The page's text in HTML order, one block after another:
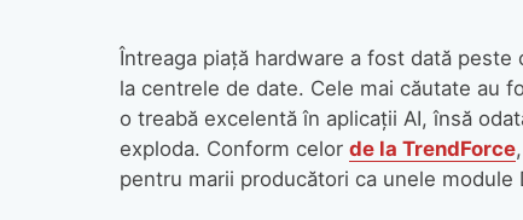
Întreaga piață hardware a fost dată
la centrele de date. Cele mai căutate au
o treabă excelentă în aplicații AI, însă
exploda. Conform celor de la TrendForce
pentru marii producători ca unele module